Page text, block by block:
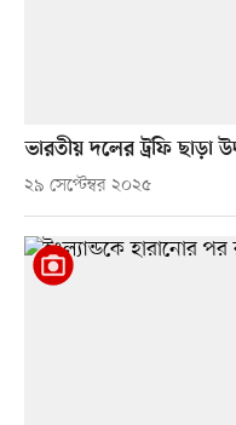
ভারতীয় দলের ট্রফি ছাড়া
২৯ সেপ্টেম্বর ২০২৫